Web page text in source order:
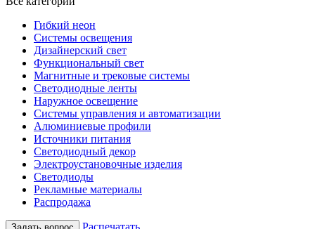
Гибкий неон
Системы освещения
Дизайнерский свет
Функциональный свет
Магнитные и трековые системы
Светодиодные ленты
Наружное освещение
Системы управления и автоматизации
Алюминиевые профили
Источники питания
Светодиодный декор
Электроустановочные изделия
Светодиоды
Рекламные материалы
Распродажа
Распечатать